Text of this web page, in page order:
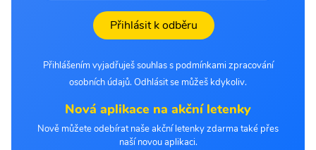
Přihlásit k odběru
Přihlášením vyjadřuješ souhlas s podmínkami zpracování
osobních údajů. Odhlásit se můžeš kdykoliv.
Nová aplikace na akční letenky
Nově můžete odebírat naše akční letenky zdarma také přes
naší novou aplikaci.